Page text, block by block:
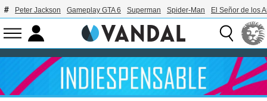
Peter Jackson Gameplay GTA 6 Superman Spider-Man El Señor de los